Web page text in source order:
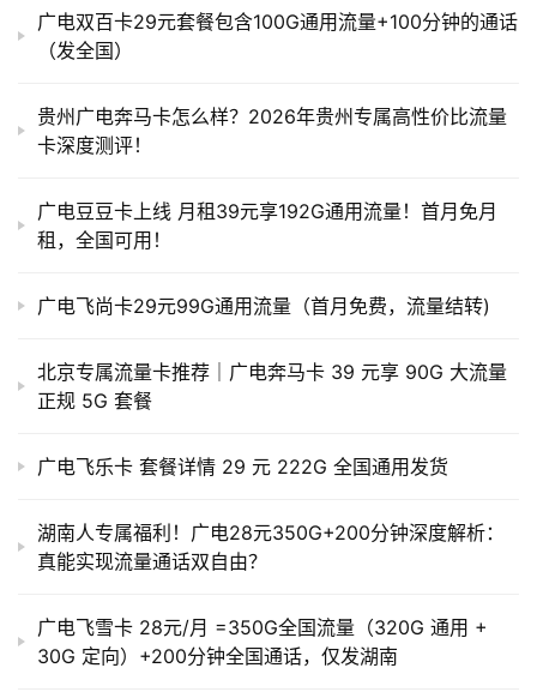
广电双百卡29元套餐包含100G通用流量+100分钟的通话
（发全国）
贵州广电奔马卡怎么样？2026年贵州专属高性价比流量
卡深度测评！
广电豆豆卡上线 月租39元享192G通用流量！首月免月
租，全国可用！
广电飞尚卡29元99G通用流量（首月免费，流量结转)
北京专属流量卡推荐｜广电奔马卡 39 元享 90G 大流量
正规 5G 套餐
广电飞乐卡 套餐详情 29 元 222G 全国通用发货
湖南人专属福利！广电28元350G+200分钟深度解析：
真能实现流量通话双自由？
广电飞雪卡 28元/月 =350G全国流量（320G 通用 +
30G 定向）+200分钟全国通话，仅发湖南